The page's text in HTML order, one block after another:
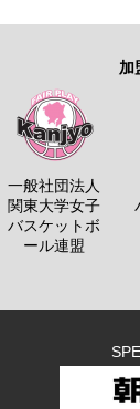
加
一般社団法人
関東大学女子
バスケットボ
ール連盟